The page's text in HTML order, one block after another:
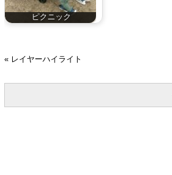
ピクニック
« レイヤーハイライト